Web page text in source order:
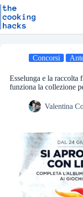
S
t
Salta
al
contenuto
Concorsi
Esselunga e la
funziona la collezione
Valentina